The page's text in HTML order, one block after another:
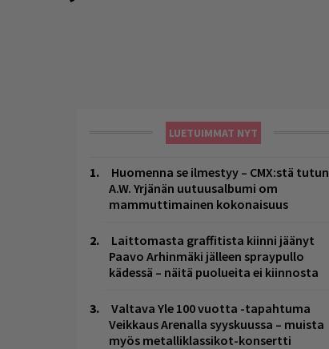
LUETUIMMAT NYT
Huomenna se ilmestyy – CMX:stä tutun
A.W. Yrjänän uutuusalbumi om
mammuttimainen kokonaisuus
Laittomasta graffitista kiinni jäänyt
Paavo Arhinmäki jälleen spraypullo
kädessä – näitä puolueita ei kiinnosta
Valtava Yle 100 vuotta -tapahtuma
Veikkaus Arenalla syyskuussa – muista
myös metalliklassikot-konsertti